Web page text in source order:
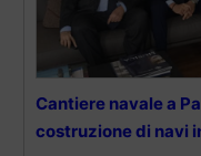
Cantiere navale a
costruzione di navi